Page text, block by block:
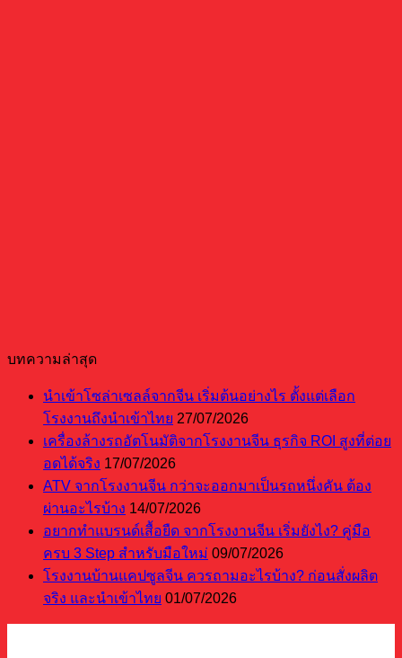
บทความล่าสุด
นำเข้าโซล่าเซลล์จากจีน เริ่มต้นอย่างไร ตั้งแต่เลือก
โรงงานถึงนำเข้าไทย 27/07/2026
เครื่องล้างรถอัตโนมัติจากโรงงานจีน ธุรกิจ ROI สูงที่ต่อย
อดได้จริง 17/07/2026
ATV จากโรงงานจีน กว่าจะออกมาเป็นรถหนึ่งคัน ต้อง
ผ่านอะไรบ้าง 14/07/2026
อยากทำแบรนด์เสื้อยืด จากโรงงานจีน เริ่มยังไง? คู่มือ
ครบ 3 Step สำหรับมือใหม่ 09/07/2026
โรงงานบ้านแคปซูลจีน ควรถามอะไรบ้าง? ก่อนสั่งผลิต
จริง และนำเข้าไทย 01/07/2026